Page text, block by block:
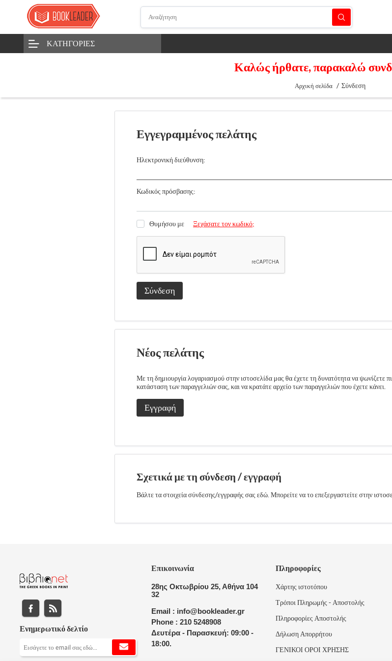
ΚΑΤΗΓΟΡΊΕΣ
Καλώς ήρθατε, παρακαλώ
Αρχική σελίδα / Σύνδεση
Εγγεγραμμένος πελάτης
Ηλεκτρονική διεύθυνση:
Κωδικός πρόσβασης:
Θυμήσου με Ξεχάσατε τον κωδικό;
Σύνδεση
Νέος πελάτης
Με τη δημιουργία λογαριασμού στην ιστοσελίδα μας θα έχετε τη δυνατότητα να ψωνίζετε
κατάσταση των παραγγελιών σας, και να κρατάτε αρχείο των παραγγελιών που έχετε κάνει.
Εγγραφή
Σχετικά με τη σύνδεση / εγγραφή
Βάλτε τα στοιχεία σύνδεσης/εγγραφής σας εδώ. Μπορείτε να το επεξεργαστείτε στην
Ενημερωτικό δελτίο
Επικοινωνία
28ης Οκτωβρίου 25, Αθήνα 104
32
Email : info@bookleader.gr
Phone : 210 5248908
Δευτέρα - Παρασκευή: 09:00 -
18:00.
Πληροφορίες
Χάρτης ιστοτόπου
Τρόποι Πληρωμής - Αποστολής
Πληροφορίες Αποστολής
Δήλωση Απορρήτου
ΓΕΝΙΚΟΙ ΟΡΟΙ ΧΡΗΣΗΣ